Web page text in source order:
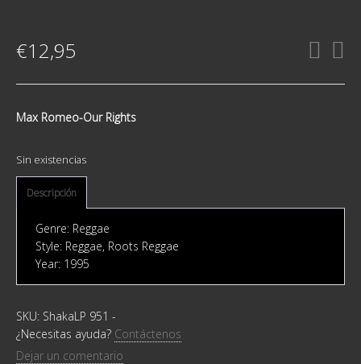
€12,95
Max Romeo-Our Rights
Sin existencias
Descripción
Genre: Reggae
Style: Reggae, Roots Reggae
Year: 1995
SKU: ShakaLP 951 -
¿Necesitas ayuda? Contáctenos
Dejar un comentario